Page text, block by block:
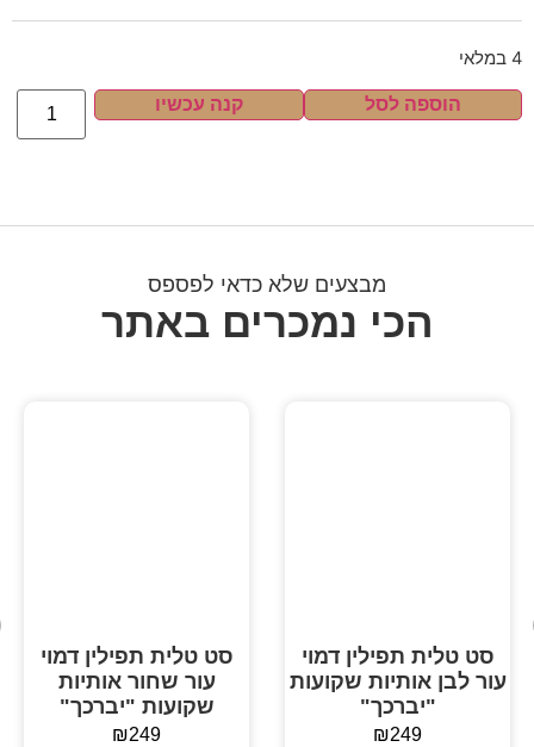
4 במלאי
הוספה לסל קנה עכשיו
מבצעים שלא כדאי לפספס
הכי נמכרים באתר
סט טלית תפילין דמוי
עור לבן אותיות שקועות
"יברכך"
₪249
סט טלית תפילין דמוי
עור שחור אותיות
שקועות "יברכך"
₪249